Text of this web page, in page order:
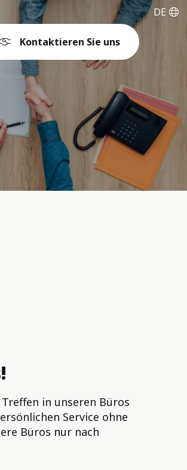
Kontaktieren Sie uns
DE
in unseren Büros
Service ohne
Büros nur nach